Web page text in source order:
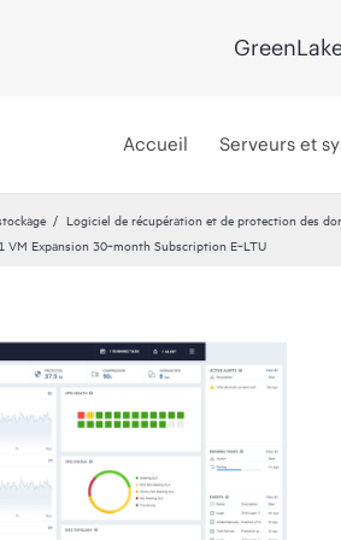
Accueil Serveurs et
Logiciel de récupération et de protection des
VM Expansion 30‑month Subscription E‑LTU